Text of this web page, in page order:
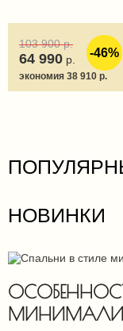
-46%
103 900р.
64 990 р.
экономия 38 910 р.
НОВИНКИ